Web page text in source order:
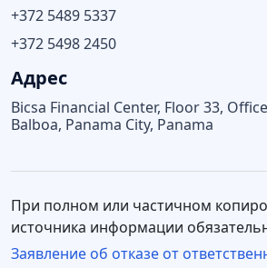
+372 5489 5337
+372 5498 2450
Адрес
Bicsa Financial Center, Floor 33,
Balboa, Panama City, Panama
При полном или частичном
источника информации
Заявление об отказе от